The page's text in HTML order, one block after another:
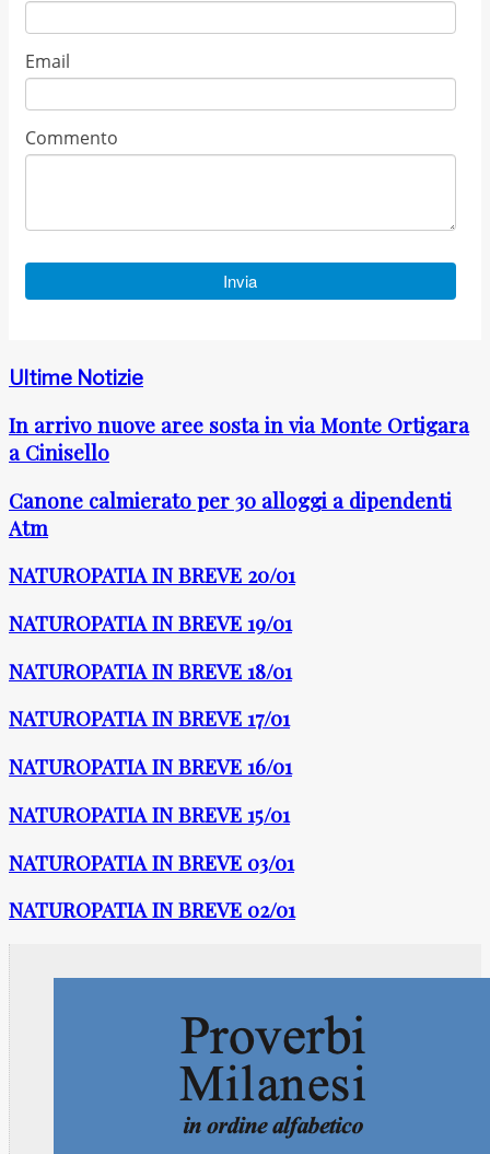
Ultime Notizie
In arrivo nuove aree sosta in via Monte Ortigara
a Cinisello
Canone calmierato per 30 alloggi a dipendenti
Atm
NATUROPATIA IN BREVE 20/01
NATUROPATIA IN BREVE 19/01
NATUROPATIA IN BREVE 18/01
NATUROPATIA IN BREVE 17/01
NATUROPATIA IN BREVE 16/01
NATUROPATIA IN BREVE 15/01
NATUROPATIA IN BREVE 03/01
NATUROPATIA IN BREVE 02/01